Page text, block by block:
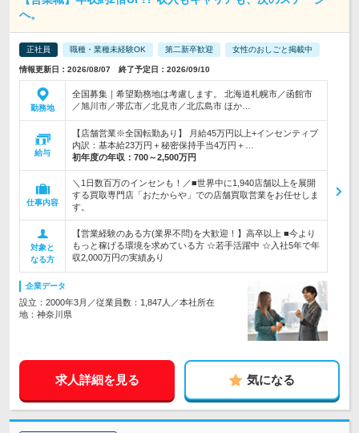
へ。
正社員 職種・業種未経験OK 第二新卒歓迎 女性のおしごと掲載中
情報更新日：2026/08/07 終了予定日：2026/09/10
勤務地
全国募集｜希望勤務地は考慮します。 北海道札幌市／函館市
／旭川市／帯広市／北見市／北広島市 ほか…
給与
【店舗営業※全国転勤あり】 月給45万円以上+インセンティブ
内訳：基本給23万円＋秘密保持手当4万円＋…
初年度の年収： 700～2,500万円
仕事内容
＼1日数百万のインセンも！／■世界中に1,940店舗以上を展開
する買取専門店「おたからや」での店舗買取営業をお任せしま
す。
対象と
なる方
【営業経験のある方(業界不問)を大歓迎！】高卒以上 ■今より
もっと稼げる環境を求めている方 ☆若手活躍中 ☆入社5年で年
収2,000万円の実績あり
企業データ
設立：2000年3月／従業員数：1,847人／本社所在
地：神奈川県
求人詳細を見る 気になる